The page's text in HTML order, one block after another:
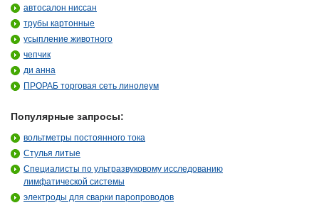
автосалон ниссан
трубы картонные
усыпление животного
чепчик
ди анна
ПРОРАБ торговая сеть линолеум
Популярные запросы:
вольтметры постоянного тока
Стулья литые
Специалисты по ультразвуковому исследованию
лимфатической системы
электроды для сварки паропроводов